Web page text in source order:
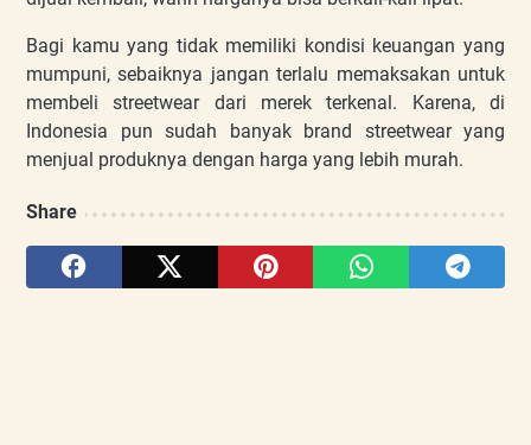
Bagi kamu yang tidak memiliki kondisi keuangan yang
mumpuni, sebaiknya jangan terlalu memaksakan untuk
membeli streetwear dari merek terkenal. Karena, di
Indonesia pun sudah banyak brand streetwear yang
menjual produknya dengan harga yang lebih murah.
Share